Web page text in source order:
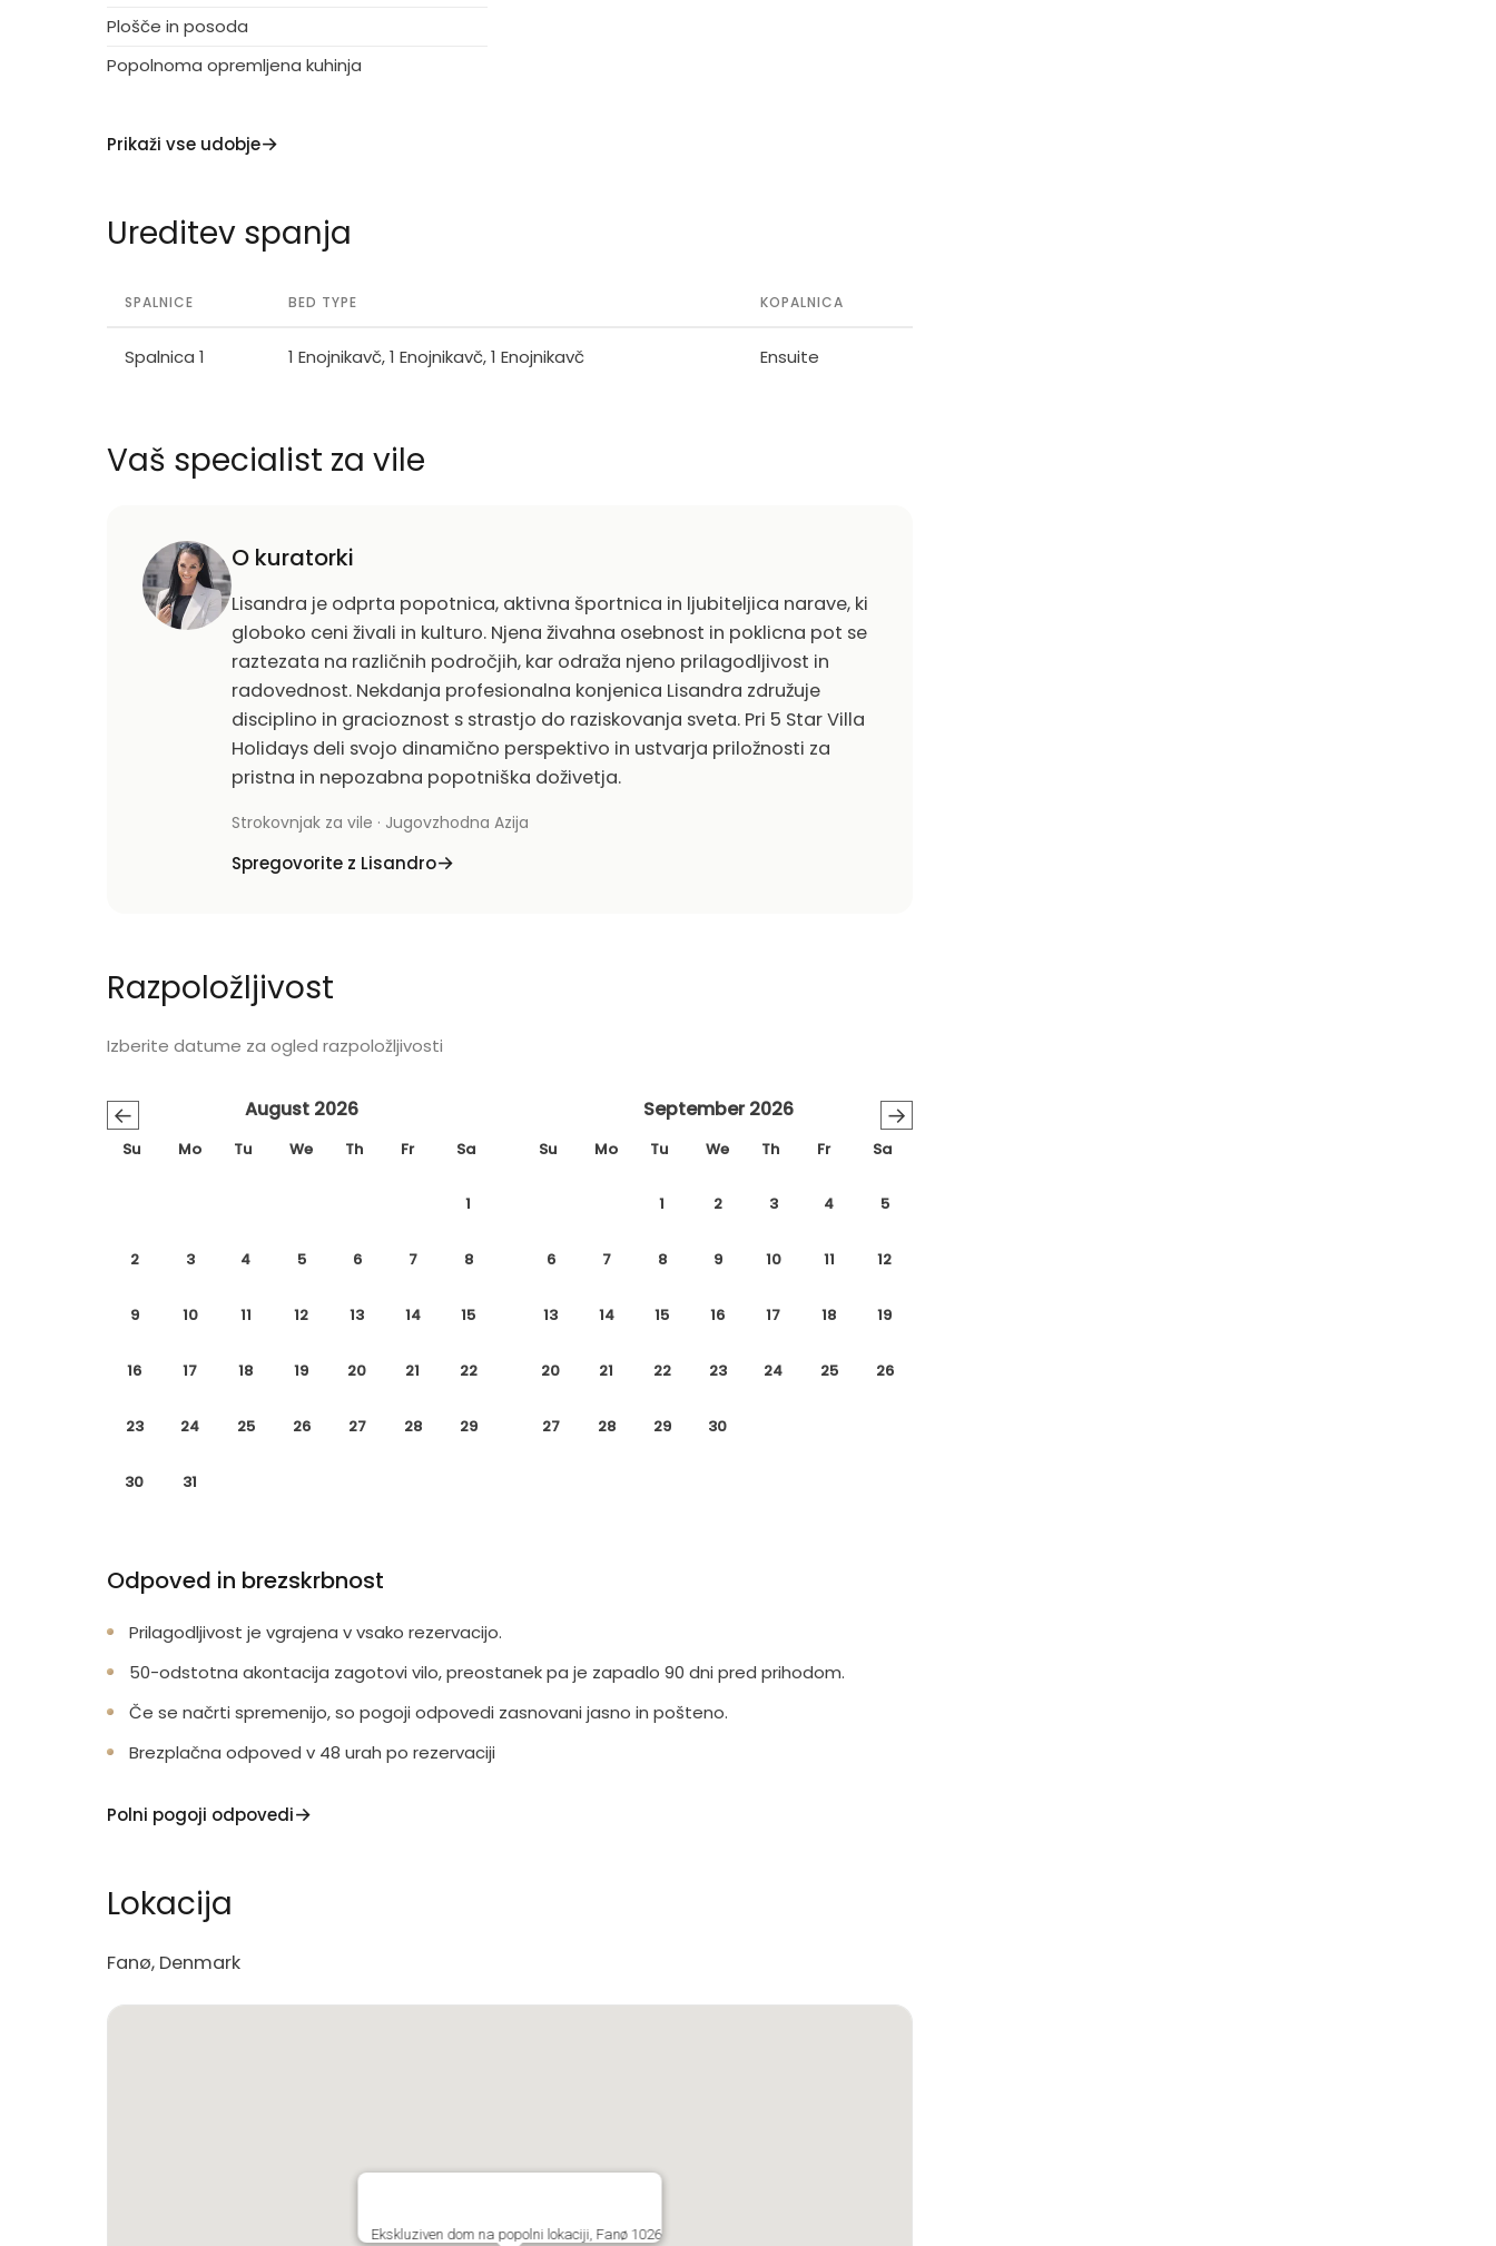
Plošče in posoda
Popolnoma opremljena kuhinja
Prikaži vse udobje
Ureditev spanja
SPALNICE BED TYPE KOPALNICA
Spalnica 1 1 Enojnikavč, 1 Enojnikavč, 1 Enojnikavč Ensuite
Vaš specialist za vile
O kuratorki
Lisandra je odprta popotnica, aktivna športnica in ljubiteljica narave, ki
globoko ceni živali in kulturo. Njena živahna osebnost in poklicna pot se
raztezata na različnih področjih, kar odraža njeno prilagodljivost in
radovednost. Nekdanja profesionalna konjenica Lisandra združuje
disciplino in gracioznost s strastjo do raziskovanja sveta. Pri 5 Star Villa
Holidays deli svojo dinamično perspektivo in ustvarja priložnosti za
pristna in nepozabna popotniška doživetja.
Strokovnjak za vile · Jugovzhodna Azija
Spregovorite z Lisandro
Razpoložljivost
Izberite datume za ogled razpoložljivosti
← →
August 2026
Su Mo Tu We Th Fr Sa
1
2 3 4 5 6 7 8
9 10 11 12 13 14 15
16 17 18 19 20 21 22
23 24 25 26 27 28 29
30 31
September 2026
Su Mo Tu We Th Fr Sa
1 2 3 4 5
6 7 8 9 10 11 12
13 14 15 16 17 18 19
20 21 22 23 24 25 26
27 28 29 30
Odpoved in brezskrbnost
Prilagodljivost je vgrajena v vsako rezervacijo.
50-odstotna akontacija zagotovi vilo, preostanek pa je zapadlo 90 dni pred prihodom.
Če se načrti spremenijo, so pogoji odpovedi zasnovani jasno in pošteno.
Brezplačna odpoved v 48 urah po rezervaciji
Polni pogoji odpovedi
Lokacija
Fanø, Denmark
Ekskluziven dom na popolni lokaciji, Fanø 1026